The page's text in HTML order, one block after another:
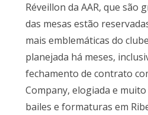
Réveillon da AAR, que são
das mesas estão
mais emblemáticas do
planejada há meses,
fechamento de contrato
Company, elogiada e
bailes e formaturas em